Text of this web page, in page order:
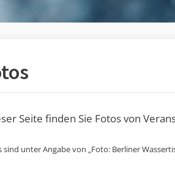
Seite finden Sie Fotos von
sind unter Angabe von „Foto: Berliner